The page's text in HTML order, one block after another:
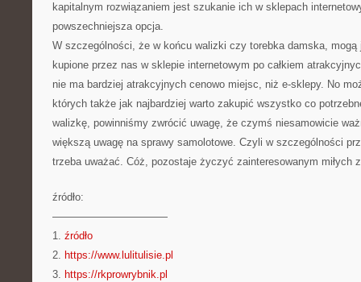
kapitalnym rozwiązaniem jest szukanie ich w sklepach
powszechniejsza opcja.
W szczególności, że w końcu walizki czy torebka damska, mogą
kupione przez nas w sklepie internetowym po całkiem
nie ma bardziej atrakcyjnych cenowo miejsc, niż e-sklepy. No
których także jak najbardziej warto zakupić wszystko co
walizkę, powinniśmy zwrócić uwagę, że czymś niesamowicie
większą uwagę na sprawy samolotowe. Czyli w szczególności
trzeba uważać. Cóż, pozostaje życzyć zainteresowanym miłych
źródło:
———————————
1. źródło
2. https://www.lulitulisie.pl
3. https://rkprowrybnik.pl